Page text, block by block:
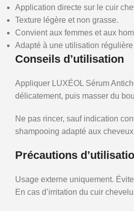
Application directe sur le cuir
Texture légère et non grasse.
Convient aux femmes et aux
Adapté à une utilisation
Conseils d’utilisation
Appliquer LUXÉOL Sérum
délicatement, puis masser du
Ne pas rincer, sauf indication
shampooing adapté aux
Précautions
Usage externe uniquement.
En cas d’irritation du cuir